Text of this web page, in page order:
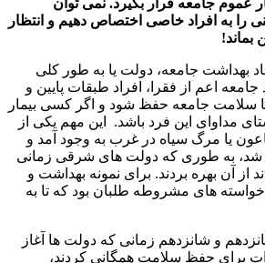
را به افراد خاصی اختصاص دهیم و انتظار
بماند!
بهداشت جامعه، دولت یا به طور کلی
اعم از فقرا، افراد طبقات پایین و
سلامت جامعه حفظ شود و اگر کسی بیمار
مداوای این فرد باشد. این مهم یکی از
یا مرگ سیاه در غرب به وجود آمد و
شد، به طوری که دولت های شرقی زمانی
از آن بهره بردند. برای نمونه بهداشت و
های مشروطه طلبان بود که تا به
و شانزدهم زمانی که دولت ها آغاز
برای حفظ سلامت همگانی کردند،